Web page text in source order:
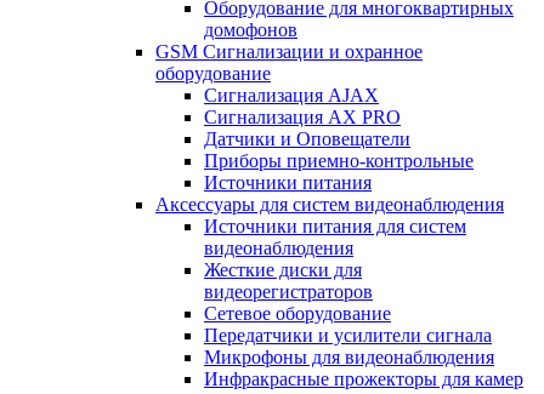
Оборудование для многоквартирных
домофонов
GSM Сигнализации и охранное
оборудование
Сигнализация AJAX
Сигнализация AX PRO
Датчики и Оповещатели
Приборы приемно-контрольные
Источники питания
Аксессуары для систем видеонаблюдения
Источники питания для систем
видеонаблюдения
Жесткие диски для
видеорегистраторов
Сетевое оборудование
Передатчики и усилители сигнала
Микрофоны для видеонаблюдения
Инфракрасные прожекторы для камер